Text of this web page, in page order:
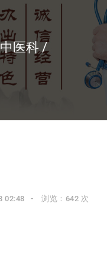
中医科
02:48 浏览：642 次